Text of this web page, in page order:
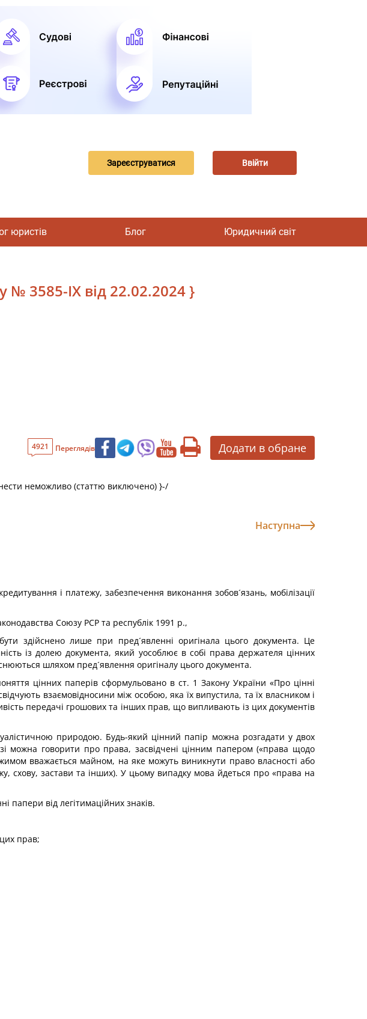
Зареєструватися Ввійти
юристів Блог Юридичний світ
№ 3585-IX від 22.02.2024 }
4921 Переглядів Додати в обране
неможливо (статтю виключено) }-/
Наступна
і платежу, забезпечення виконання зобов´язань, мобілізації
Союзу РСР та республік 1991 р.,
здійснено лише при пред´явленні оригінала цього документа. Це
із долею документа, який уособлює в собі права держателя цінних
шляхом пред´явлення оригіналу цього документа.
цінних паперів сформульовано в ст. 1 Закону України «Про цінні
взаємовідносини між особою, яка їх випустила, та їх власником і
передачі грошових та інших прав, що випливають із цих документів
природою. Будь-який цінний папір можна розгадати у двох
можна говорити про права, засвідчені цінним папером («права щодо
вважається майном, на яке можуть виникнути право власності або
схову, застави та інших). У цьому випадку мова йдеться про «права на
папери від легітимаційних знаків.
прав;